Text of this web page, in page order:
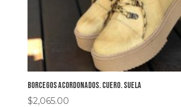
Borcegos acordonados. Cuero. Suela
$2,065.00